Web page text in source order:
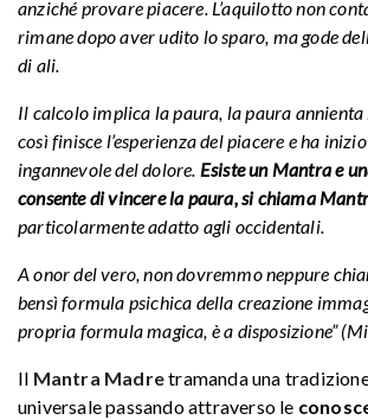
anziché provare piacere. L’aquilotto non
rimane dopo aver udito lo sparo, ma gode
di ali.
Il calcolo implica la paura, la paura annienta
così finisce l’esperienza del piacere e ha
ingannevole del dolore. Esiste un Mantra e
consente di vincere la paura, si chiama
particolarmente adatto agli occidentali.
A onor del vero, non dovremmo neppure
bensì formula psichica della creazione
propria formula magica, è a disposizione”
Il Mantra Madretramanda una
universale passando attraverso le